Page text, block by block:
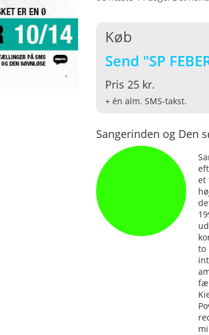
Køb
Send "SP
Pris 25 kr.
+ én alm. SMS-takst.
Sangerinden og Den
et
to